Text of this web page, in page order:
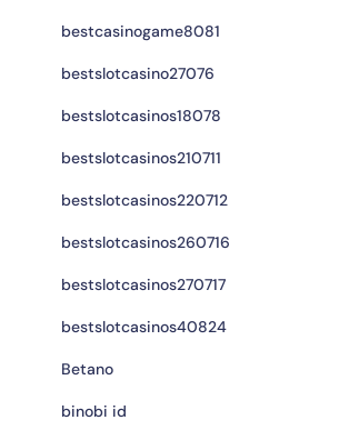
bestcasinogame8081
bestslotcasino27076
bestslotcasinos18078
bestslotcasinos210711
bestslotcasinos220712
bestslotcasinos260716
bestslotcasinos270717
bestslotcasinos40824
Betano
binobi id